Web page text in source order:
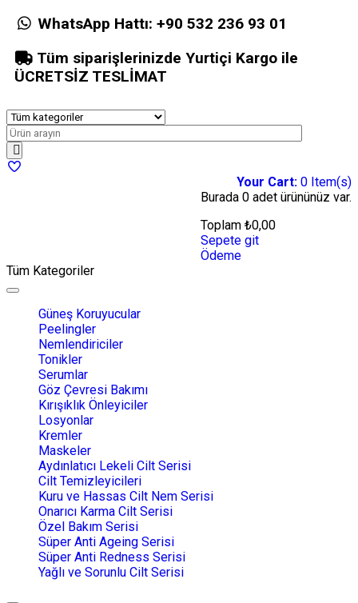
WhatsApp Hattı: +90 532 236 93 01
Tüm siparişlerinizde Yurtiçi Kargo ile
ÜCRETSİZ TESLİMAT
Your Cart: 0 Item(s)
Burada 0 adet ürününüz var.
Toplam ₺0,00
Sepete git
Ödeme
Tüm Kategoriler
Toggle
navigationGüneş Koruyucular
Peelingler
Nemlendiriciler
Tonikler
Serumlar
Göz Çevresi Bakımı
Kırışıklık Önleyiciler
Losyonlar
Kremler
Maskeler
Aydınlatıcı Lekeli Cilt Serisi
Cilt Temizleyicileri
Kuru ve Hassas Cilt Nem Serisi
Onarıcı Karma Cilt Serisi
Özel Bakım Serisi
Süper Anti Ageing Serisi
Süper Anti Redness Serisi
Yağlı ve Sorunlu Cilt Serisi